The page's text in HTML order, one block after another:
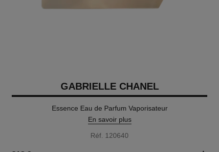
GABRIELLE CHANEL
Essence Eau de Parfum Vaporisateur
En savoir plus
Réf. 120640